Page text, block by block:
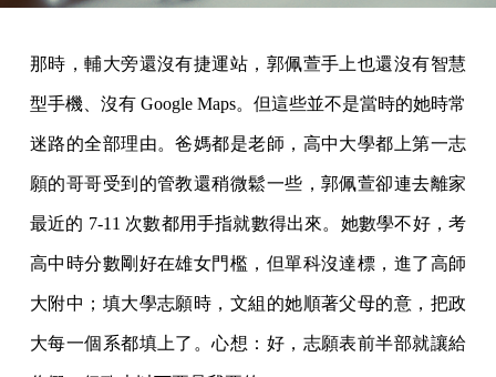
那時，輔大旁還沒有捷運站，郭佩萱手上也還沒有智慧
型手機、沒有 Google Maps。但這些並不是當時的她時常
迷路的全部理由。爸媽都是老師，高中大學都上第一志
願的哥哥受到的管教還稍微鬆一些，郭佩萱卻連去離家
最近的 7-11 次數都用手指就數得出來。她數學不好，考
高中時分數剛好在雄女門檻，但單科沒達標，進了高師
大附中；填大學志願時，文組的她順著父母的意，把政
大每一個系都填上了。心想：好，志願表前半部就讓給